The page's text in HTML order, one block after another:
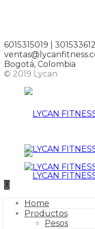
6015315019 |
Bogotá, Colombia
© 2019 Lycan
LYCAN
FITNESS
0
Home
Productos
Pesos